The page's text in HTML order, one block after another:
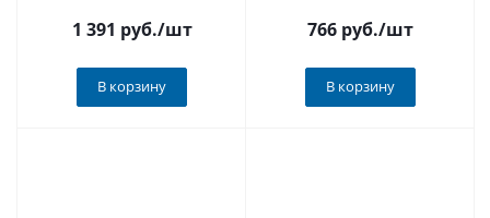
1 391 руб./шт
В корзину
766 руб./шт
В корзину